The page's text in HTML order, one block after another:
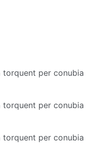
per conubia
per conubia
per conubia